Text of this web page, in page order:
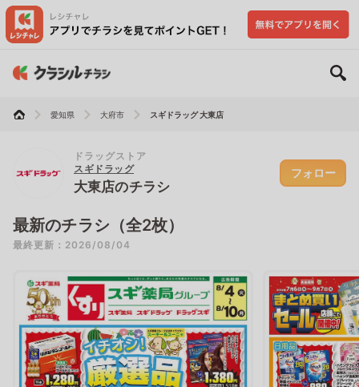
愛知県 大府市 スギドラッグ 大東店
ドラッグストア
スギドラッグ
大東店のチラシ
フォロー
最新のチラシ（全2枚）
最終更新：2026/08/04